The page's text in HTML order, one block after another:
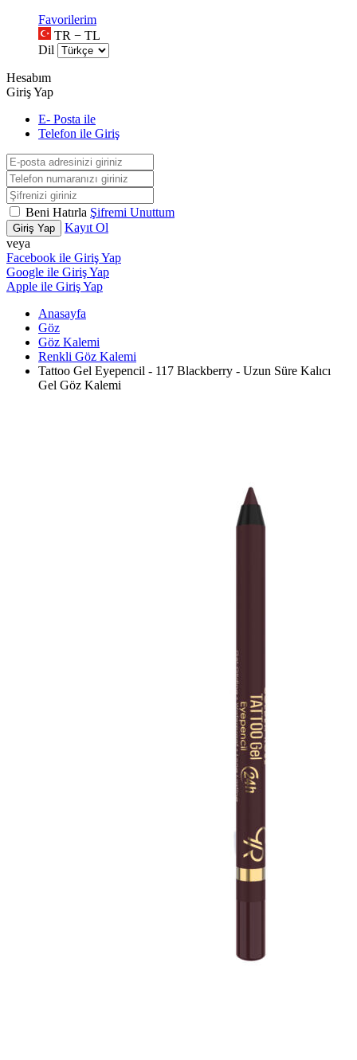
Favorilerim
TR − TL
Dil
Hesabım
Giriş Yap
E- Posta ile
Telefon ile Giriş
Beni Hatırla Şifremi Unuttum
Giriş Yap
Kayıt Ol
veya
Facebook ile Giriş Yap
Google ile Giriş Yap
Apple ile Giriş Yap
Anasayfa
Göz
Göz Kalemi
Renkli Göz Kalemi
Tattoo Gel Eyepencil - 117 Blackberry - Uzun Süre Kalıcı
Gel Göz Kalemi